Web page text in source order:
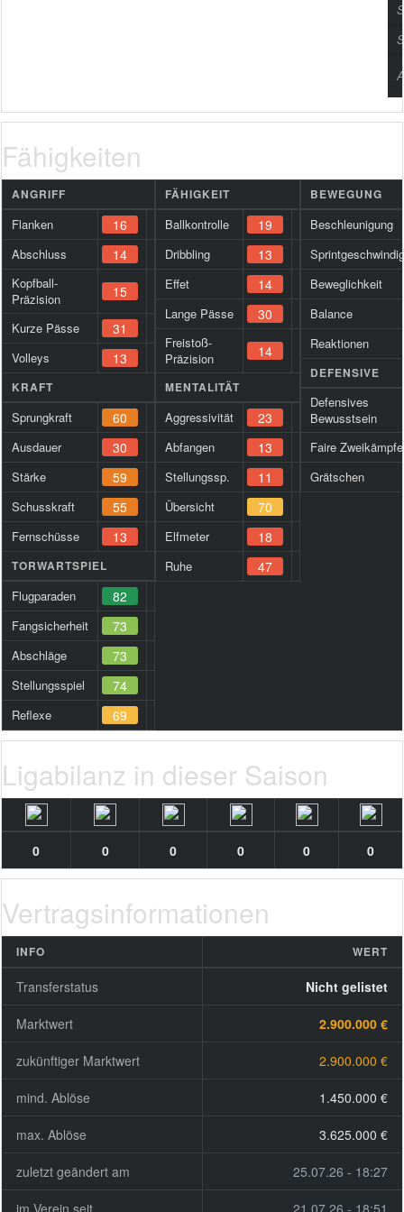
Fähigkeiten
ANGRIFF
Flanken 16
Abschluss 14
Kopfball-
Präzision
15
Kurze Pässe 31
Volleys 13
KRAFT
Sprungkraft 60
Ausdauer 30
Stärke 59
Schusskraft 55
Fernschüsse 13
TORWARTSPIEL
Flugparaden 82
Fangsicherheit 73
Abschläge 73
Stellungsspiel 74
Reflexe 69
FÄHIGKEIT
Ballkontrolle 19
Dribbling 13
Effet 14
Lange Pässe 30
Freistoß-
Präzision
14
MENTALITÄT
Aggressivität 23
Abfangen 13
Stellungssp. 11
Übersicht 70
Elfmeter 18
Ruhe 47
BEWEGUNG
Beschleunigung
Beweglichkeit
Balance
Reaktionen
DEFENSIVE
Defensives
Bewusstsein
Faire Zweikämpfe
Grätschen
Ligabilanz in dieser Saison
0 0 0 0 0 0
Vertragsinformationen
INFO WERT
Transferstatus Nicht gelistet
Marktwert 2.900.000 €
zukünftiger Marktwert 2.900.000 €
mind. Ablöse 1.450.000 €
max. Ablöse 3.625.000 €
zuletzt geändert am 25.07.26 - 18:27
im Verein seit 21.07.26 - 18:51